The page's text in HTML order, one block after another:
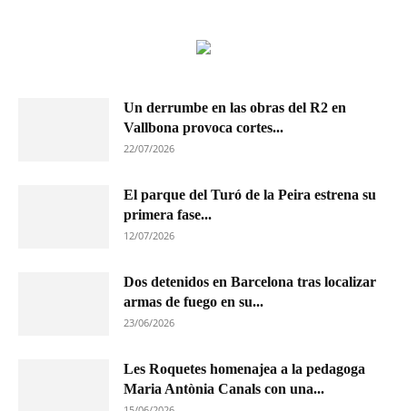
Un derrumbe en las obras del R2 en
Vallbona provoca cortes...
22/07/2026
El parque del Turó de la Peira estrena su
primera fase...
12/07/2026
Dos detenidos en Barcelona tras localizar
armas de fuego en su...
23/06/2026
Les Roquetes homenajea a la pedagoga
Maria Antònia Canals con una...